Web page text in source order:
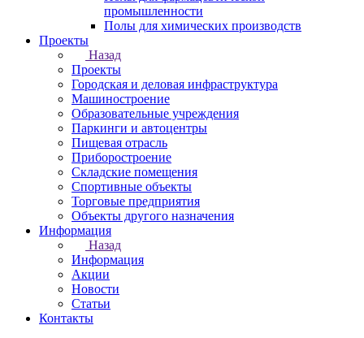
промышленности
Полы для химических производств
Проекты
Назад
Проекты
Городская и деловая инфраструктура
Машиностроение
Образовательные учреждения
Паркинги и автоцентры
Пищевая отрасль
Приборостроение
Складские помещения
Спортивные объекты
Торговые предприятия
Объекты другого назначения
Информация
Назад
Информация
Акции
Новости
Статьи
Контакты